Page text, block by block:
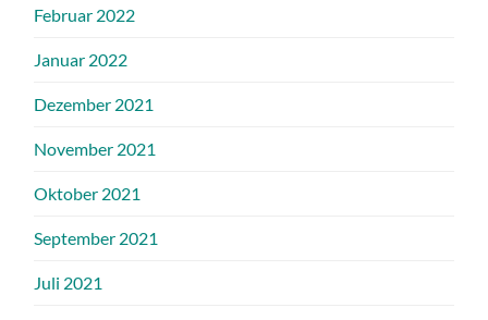
Februar 2022
Januar 2022
Dezember 2021
November 2021
Oktober 2021
September 2021
Juli 2021